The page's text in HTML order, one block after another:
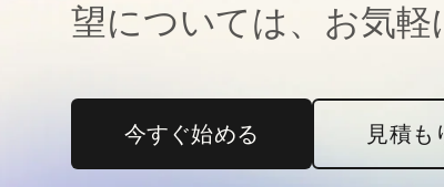
望については、お気軽
今すぐ始める新しいタブで開く 見積も